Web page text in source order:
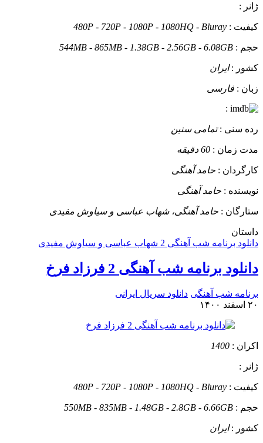
ژانر :
کیفیت : 480P - 720P - 1080P - 1080HQ - Bluray
حجم : 544MB - 865MB - 1.38GB - 2.56GB - 6.08GB
کشور :ایران
زبان : فارسی
:
رده سنی :تمامی سنین
مدت زمان : 60 دقیقه
کارگردان : حامد آهنگی
نویسنده : حامد آهنگی
ستارگان : حامد آهنگی، شهاب عباسی و سیاوش مفیدی
داستان
دانلود برنامه شب آهنگی 2 شهاب عباسی و سیاوش مفیدی
دانلود برنامه شب آهنگی 2 فرزاد فرخ
برنامه شب آهنگی دانلود سریال ایرانی
۲۰ اسفند ۱۴۰۰
اکران : 1400
ژانر :
کیفیت : 480P - 720P - 1080P - 1080HQ - Bluray
حجم : 550MB - 835MB - 1.48GB - 2.8GB - 6.66GB
کشور :ایران